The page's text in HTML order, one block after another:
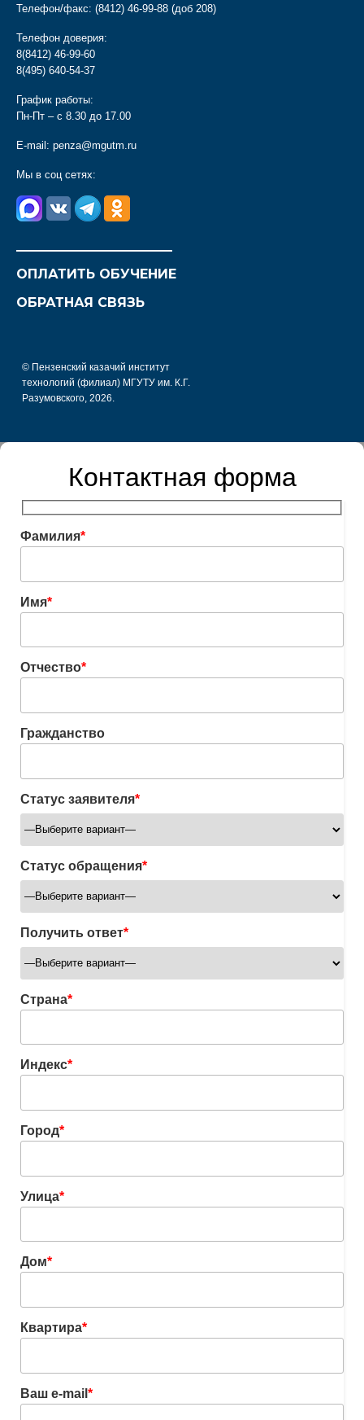
Телефон/факс: (8412) 46-99-88 (доб 208)
Телефон доверия:
8(8412) 46-99-60
8(495) 640-54-37
График работы:
Пн-Пт – с 8.30 до 17.00
E-mail: penza@mgutm.ru
Мы в соц сетях:
ОПЛАТИТЬ ОБУЧЕНИЕ
ОБРАТНАЯ СВЯЗЬ
© Пензенский казачий институт
технологий (филиал) МГУТУ им. К.Г.
Разумовского, 2026.
Контактная форма
Фамилия*
Имя*
Отчество*
Гражданство
Статус заявителя*
Статус обращения*
Получить ответ*
Страна*
Индекс*
Город*
Улица*
Дом*
Квартира*
Ваш e-mail *